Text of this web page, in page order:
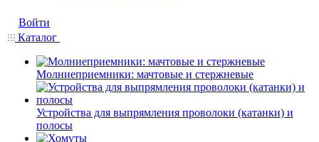
Войти
Каталог
Молниеприемники: мачтовые и стержневые
Устройства для выпрямления проволоки (катанки) и
полосы